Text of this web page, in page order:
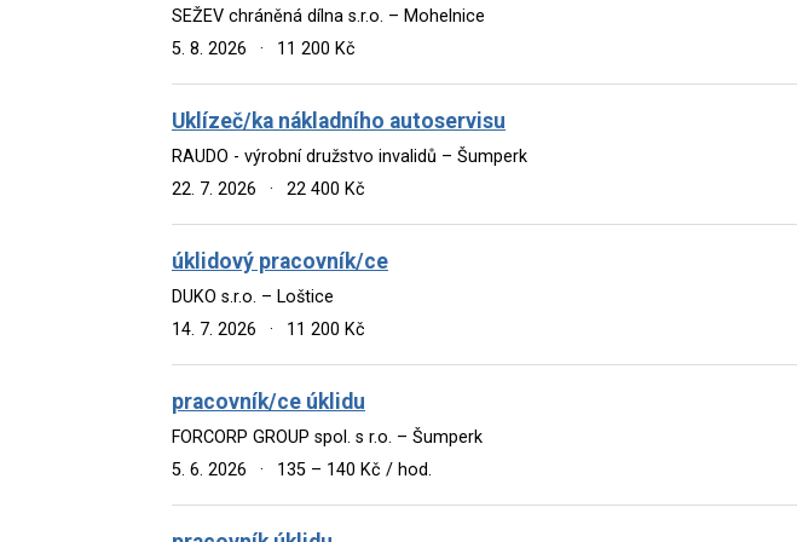
SEŽEV chráněná dílna s.r.o. – Mohelnice
5. 8. 2026
· 11 200 Kč
Uklízeč/ka nákladního autoservisu
RAUDO - výrobní družstvo invalidů – Šumperk
22. 7. 2026
· 22 400 Kč
úklidový pracovník/ce
DUKO s.r.o. – Loštice
14. 7. 2026
· 11 200 Kč
pracovník/ce úklidu
FORCORP GROUP spol. s r.o. – Šumperk
5. 6. 2026
· 135 – 140 Kč / hod.